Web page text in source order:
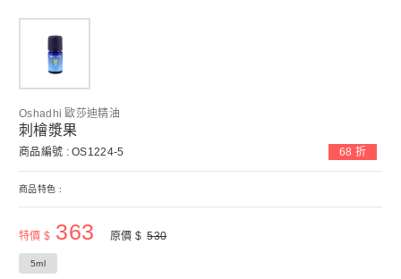
Oshadhi 歐莎迪精油
刺檜漿果
商品編號 : OS1224-5 68 折
商品特色 :
特價 $ 363 原價 $ 530
5ml